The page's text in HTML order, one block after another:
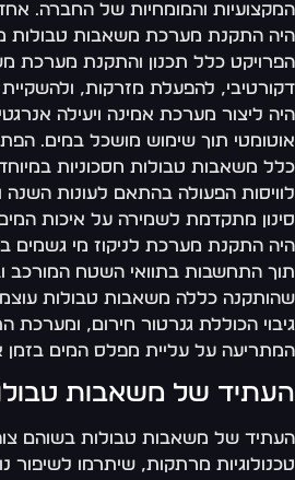
והמומחיות של החברה. אחד
התקנת מערכת משאבות טבולות
כלל תכנון והתקנת מערכת
להפעלת מזרקות,
ליצור מערכת אמינה ויעילה
תוך שימוש מושכל במים.
משאבות טבולות חסכוניות
הפעולה בהתאם לעונות השנה
מתקדמת לשמירה על איכות
התקנת מערכת לניקוז מי גשמים
התחשבות בתוואי השטח המורכב
כללה משאבות טבולות
הכוללת גנרטור חירום, ומערכת
על עליית מפלס המים בזמן
של משאבות
של משאבות טבולות בשוהם
מרתקות, שיתרמו לשיפור